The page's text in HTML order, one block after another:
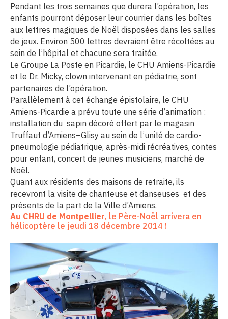
un CHU
Pendant les trois semaines que durera l’opération, les
enfants pourront déposer leur courrier dans les boîtes
aux lettres magiques de Noël disposées dans les salles
de jeux. Environ 500 lettres devraient être récoltées au
sein de l’hôpital et chacune sera traitée.
Le Groupe La Poste en Picardie, le CHU Amiens-Picardie
et le Dr. Micky, clown intervenant en pédiatrie, sont
partenaires de l’opération.
Parallèlement à cet échange épistolaire, le CHU
Amiens-Picardie a prévu toute une série d’animation :
installation du sapin décoré offert par le magasin
Truffaut d’Amiens–Glisy au sein de l’unité de cardio-
pneumologie pédiatrique, après-midi récréatives, contes
pour enfant, concert de jeunes musiciens, marché de
Noël.
Quant aux résidents des maisons de retraite, ils
recevront la visite de chanteuse et danseuses et des
présents de la part de la Ville d’Amiens.
Au CHRU de Montpellier, le Père-Noël arrivera en
hélicoptère le jeudi 18 décembre 2014 !